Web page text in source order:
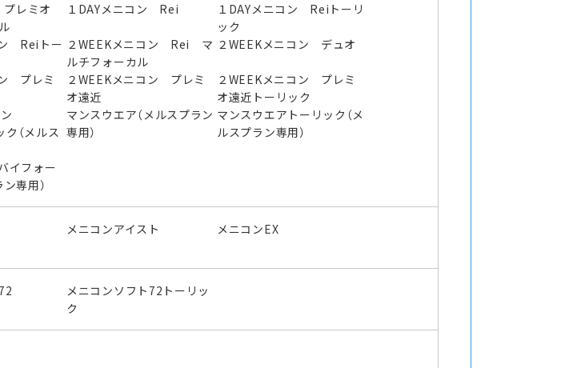
プレミオ
１DAYメニコン Rei
１DAYメニコン Reiトーリ
ック
Reiトー ２WEEKメニコン Rei マ
ルチフォーカル
２WEEKメニコン デュオ
プレミ
２WEEKメニコン プレミ
オ遠近
２WEEKメニコン プレミ
オ遠近トーリック
ン
（メルス
マンスウエア（メルスプラン
専用）
マンスウエアトーリック（メ
ルスプラン専用）
イフォー
専用）
メニコンアイスト メニコンEX
メニコンソフト72トーリッ
ク